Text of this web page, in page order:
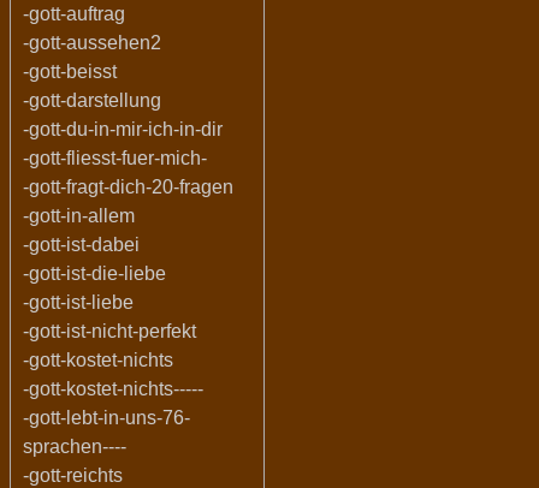
-gott-auftrag
-gott-aussehen2
-gott-beisst
-gott-darstellung
-gott-du-in-mir-ich-in-dir
-gott-fliesst-fuer-mich-
-gott-fragt-dich-20-fragen
-gott-in-allem
-gott-ist-dabei
-gott-ist-die-liebe
-gott-ist-liebe
-gott-ist-nicht-perfekt
-gott-kostet-nichts
-gott-kostet-nichts-----
-gott-lebt-in-uns-76-
sprachen----
-gott-reichts